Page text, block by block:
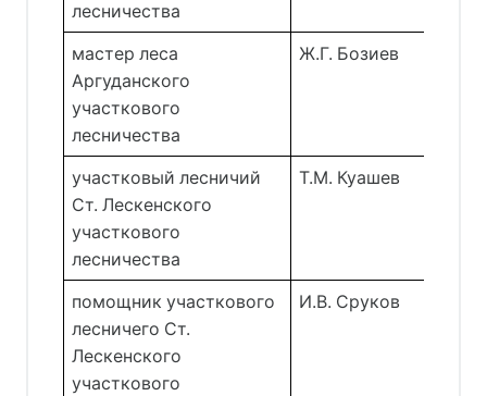
лесничества
мастер леса
Аргуданского
участкового
лесничества
Ж.Г. Бозиев
участковый лесничий
Ст. Лескенского
участкового
лесничества
Т.М. Куашев
помощник участкового
лесничего Ст.
Лескенского
участкового
И.В. Сруков